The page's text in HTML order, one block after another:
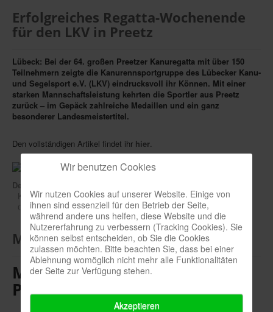
Erfolgreiches Regatta-Wochenende
für den LKV in Preetz
Lübeck: Bei der 64. großen Preetzer Kanuregatta mit über 150
Teilnehmern zeigte die Kanurennsportgruppe des Lübecker Kanu-
und Segelsport e.V. (LKV) eindrucksvoll ihr Können. Mit einer
starken Mannschaftsleistung kehrten die Sportler aus Preetz
zurück – im Gepäck zahlreiche Medaillen und ein ganz
besonderer Landesmeistertitel.
Den vollständigen Artikel findet ihr hier.
Details
Kategorie:Kanurennsportgruppe
Veröffentlicht: 18. Juni 2025
Medaillenregen für den LKV in Plön
Medaillenregen für den LKV in
Plön
Wir benutzen Cookies
Wir nutzen Cookies auf unserer Website. Einige von
ihnen sind essenziell für den Betrieb der Seite,
während andere uns helfen, diese Website und die
Nutzererfahrung zu verbessern (Tracking Cookies). Sie
können selbst entscheiden, ob Sie die Cookies
zulassen möchten. Bitte beachten Sie, dass bei einer
Ablehnung womöglich nicht mehr alle Funktionalitäten
der Seite zur Verfügung stehen.
Akzeptieren